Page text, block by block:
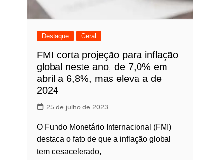
Destaque Geral
FMI corta projeção para inflação
global neste ano, de 7,0% em
abril a 6,8%, mas eleva a de
2024
25 de julho de 2023
O Fundo Monetário Internacional (FMI)
destaca o fato de que a inflação global
tem desacelerado,